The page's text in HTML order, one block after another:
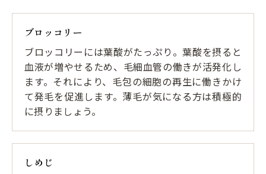
ブロッコリー
ブロッコリーには葉酸がたっぷり。葉酸を摂ると
血液が増やせるため、毛細血管の働きが活発化し
ます。それにより、毛包の細胞の再生に働きかけ
て発毛を促進します。薄毛が気になる方は積極的
に摂りましょう。
しめじ